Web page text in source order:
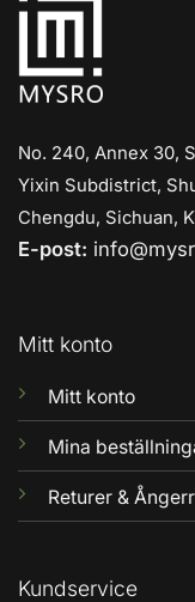
No. 240, Annex 30,
Yixin Subdistrict,
Chengdu, Sichuan,
E-post:
Mitt konto
Mitt konto
Mina
Returer &
Kundservice